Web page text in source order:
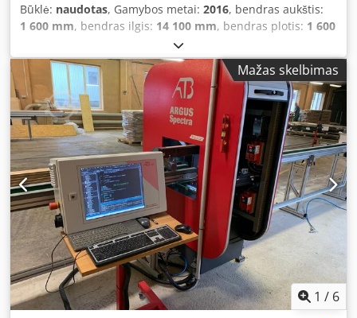
Būklė: naudotas, Gamybos metai: 2016, bendras aukštis:
1 600 mm, bendras ilgis: 14 100 mm, bendras plotis: 1 600
, Spalva: pilka Svoris: 2 500 kg – Pagaminimo metai:
2016 – Dokumentacija: yra – CE ženklinimas: yra – CE
sertifikatas: nėra – Serijos numeris: 6237 – Didž. pjūklio
disko ilgis [mm]: 6500 – Didž. pjūklio disko plotis [mm]: 400
– Didž. pjūklio disko aukštis [mm]: 135 – Didž. pjūklio disko
skersmuo [mm]: 500 – Veleno pjūklio disko skersmuo [mm]:
30 – Padavimo stalo ilgis [mm]: 6700 – Išėjimo stalo ilgis
[mm]: 6000 – Papildomos funkcijos: automatinė padavimo
sistema – Įtampa [V]: 415 – Srovės suvartojimas [A]: 20 –
Transportavimo matmenys: 14 100 mm x 1600 mm x 1600
mm (ilgis x plotis x aukštis) – Transportavimo svoris [kg]:
2500 kg – Transportavimo pakuočių skaičius [vnt.]: 4
Finansinė informacija PVM: nurodyta kaina yra be PVM
PVM / Diferencinis apmokestinimas: įmonėms taikomas
PVM atskaitymas Pristatymas ir senos įrangos atpirkimas
galimi bet kuriuo metu, visiems pramonės sektoriaus
produktams. Dedpfx Ajwnh N Nsiiokr Yorick Diebels
Mažas skelbimas
1 / 6